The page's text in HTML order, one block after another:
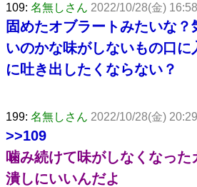
109: 名無しさん 2022/10/28(金)
固めたオブラートみたいな
いのかな味がしないもの口に
に吐き出したくならない？
199: 名無しさん 2022/10/28(金)
>>109
噛み続けて味がしなくなった
潰しにいいんだよ